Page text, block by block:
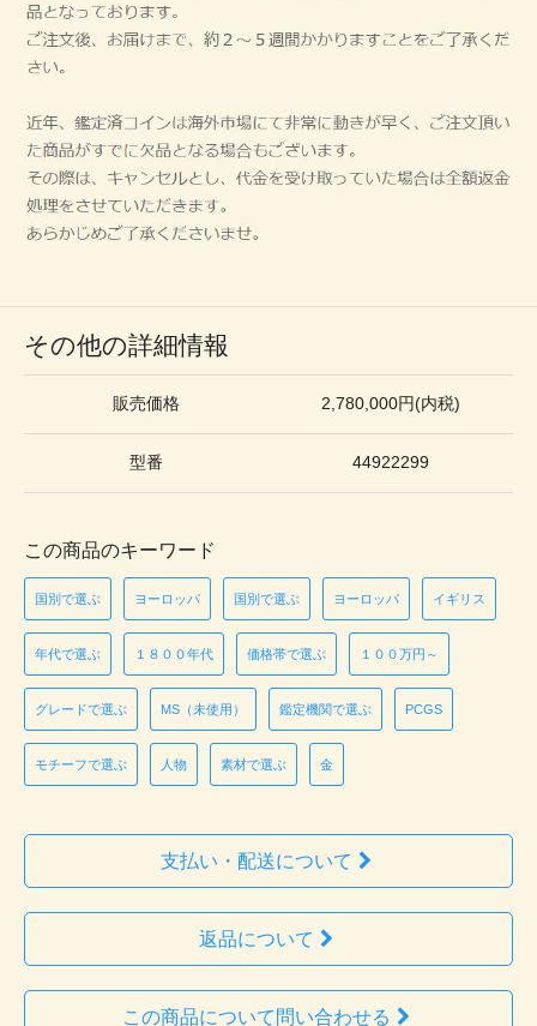
その他の詳細情報
販売価格 2,780,000円(内税)
型番 44922299
この商品のキーワード
国別で選ぶ ヨーロッパ 国別で選ぶ ヨーロッパ イギリス
年代で選ぶ １８００年代 価格帯で選ぶ １００万円～
グレードで選ぶ MS（未使用） 鑑定機関で選ぶ PCGS
モチーフで選ぶ 人物 素材で選ぶ 金
支払い・配送について
返品について
この商品について問い合わせる